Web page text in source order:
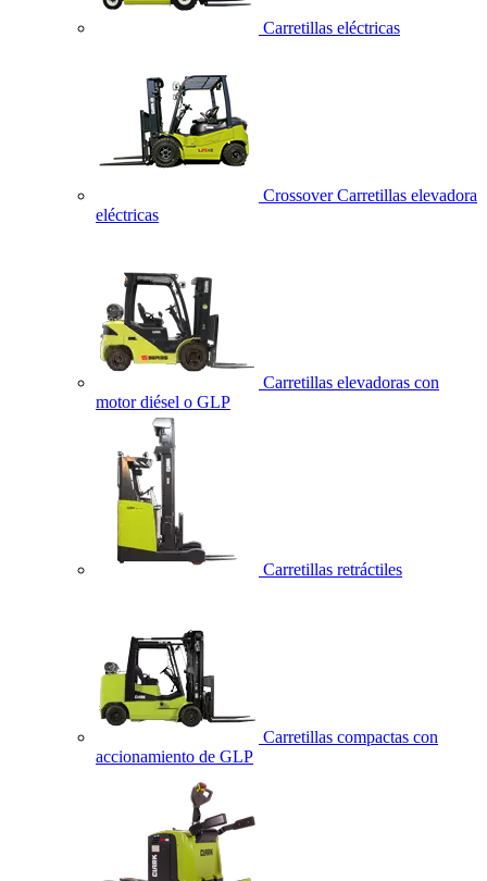
Carretillas eléctricas
Crossover Carretillas elevadora
eléctricas
Carretillas elevadoras con
motor diésel o GLP
Carretillas retráctiles
Carretillas compactas con
accionamiento de GLP